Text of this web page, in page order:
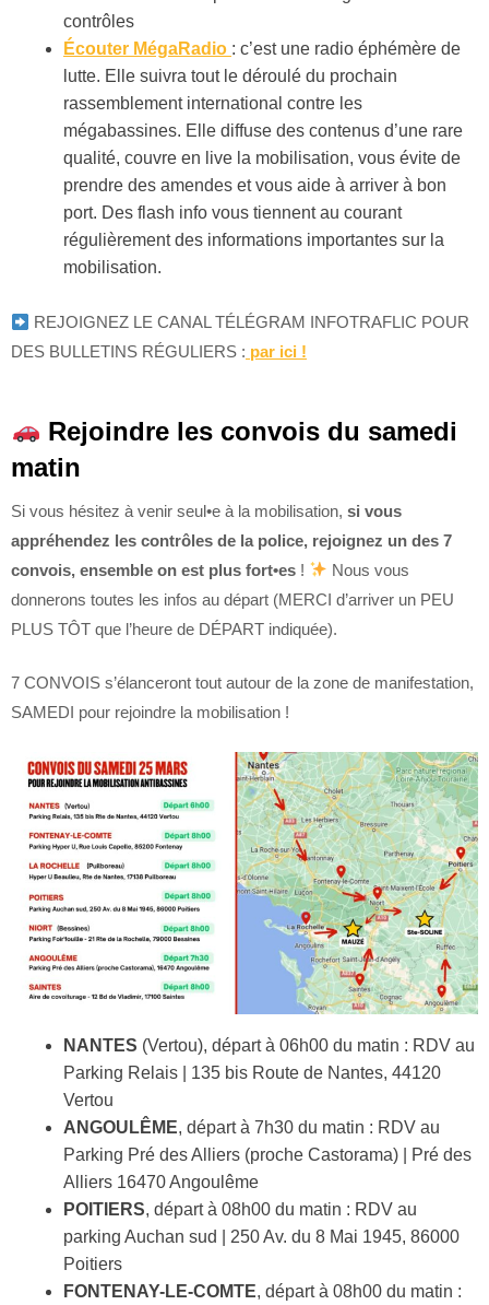
contrôles
Écouter MégaRadio : c’est une radio éphémère de
lutte. Elle suivra tout le déroulé du prochain
rassemblement international contre les
mégabassines. Elle diffuse des contenus d’une rare
qualité, couvre en live la mobilisation, vous évite de
prendre des amendes et vous aide à arriver à bon
port. Des flash info vous tiennent au courant
régulièrement des informations importantes sur la
mobilisation.
REJOIGNEZ LE CANAL TÉLÉGRAM INFOTRAFLIC POUR
DES BULLETINS RÉGULIERS : par ici !
Rejoindre les convois du samedi
matin
Si vous hésitez à venir seul•e à la mobilisation, si vous
appréhendez les contrôles de la police, rejoignez un des 7
convois, ensemble on est plus fort•es !
Nous vous
donnerons toutes les infos au départ (MERCI d’arriver un PEU
PLUS TÔT que l’heure de DÉPART indiquée).
7 CONVOIS s’élanceront tout autour de la zone de manifestation,
SAMEDI pour rejoindre la mobilisation !
NANTES (Vertou), départ à 06h00 du matin : RDV au
Parking Relais | 135 bis Route de Nantes, 44120
Vertou
ANGOULÊME, départ à 7h30 du matin : RDV au
Parking Pré des Alliers (proche Castorama) | Pré des
Alliers 16470 Angoulême
POITIERS, départ à 08h00 du matin : RDV au
parking Auchan sud | 250 Av. du 8 Mai 1945, 86000
Poitiers
FONTENAY-LE-COMTE, départ à 08h00 du matin :